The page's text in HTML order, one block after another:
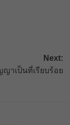
Next:
าเป็นที่เรียบร้อย